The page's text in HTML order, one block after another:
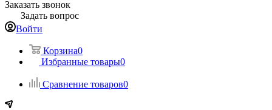
Заказать звонок
Задать вопрос
Войти
Корзина0
Избранные товары0
Сравнение товаров0